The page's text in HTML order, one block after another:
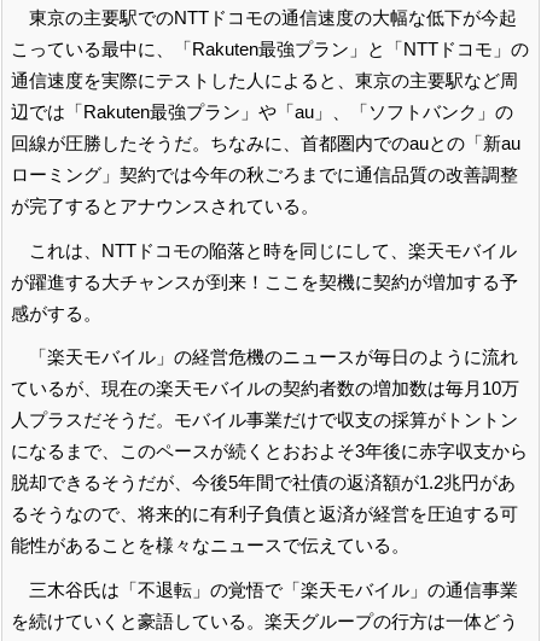
東京の主要駅でのNTTドコモの通信速度の大幅な低下が今起
こっている最中に、「Rakuten最強プラン」と「NTTドコモ」の
通信速度を実際にテストした人によると、東京の主要駅など周
辺では「Rakuten最強プラン」や「au」、「ソフトバンク」の
回線が圧勝したそうだ。ちなみに、首都圏内でのauとの「新au
ローミング」契約では今年の秋ごろまでに通信品質の改善調整
が完了するとアナウンスされている。
これは、NTTドコモの陥落と時を同じにして、楽天モバイル
が躍進する大チャンスが到来！ここを契機に契約が増加する予
感がする。
「楽天モバイル」の経営危機のニュースが毎日のように流れ
ているが、現在の楽天モバイルの契約者数の増加数は毎月10万
人プラスだそうだ。モバイル事業だけで収支の採算がトントン
になるまで、このペースが続くとおおよそ3年後に赤字収支から
脱却できるそうだが、今後5年間で社債の返済額が1.2兆円があ
るそうなので、将来的に有利子負債と返済が経営を圧迫する可
能性があることを様々なニュースで伝えている。
三木谷氏は「不退転」の覚悟で「楽天モバイル」の通信事業
を続けていくと豪語している。楽天グループの行方は一体どう